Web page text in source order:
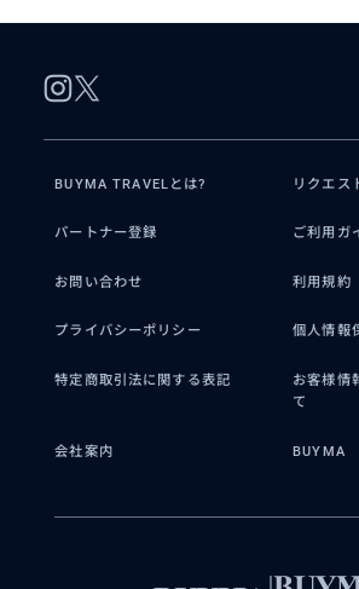
BUYMA TRAVELとは? リクエス
パートナー登録 ご利用ガ
お問い合わせ 利用規約
プライバシーポリシー 個人情報
特定商取引法に関する表記
お客様情
て
会社案内 BUYMA